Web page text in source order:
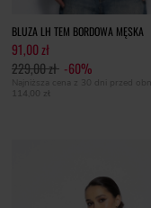
BLUZA LH TEM BORDOWA MĘSKA
91,00 zł
229,00 zł -60%
Najniższa cena z 30 dni przed
114,00 zł